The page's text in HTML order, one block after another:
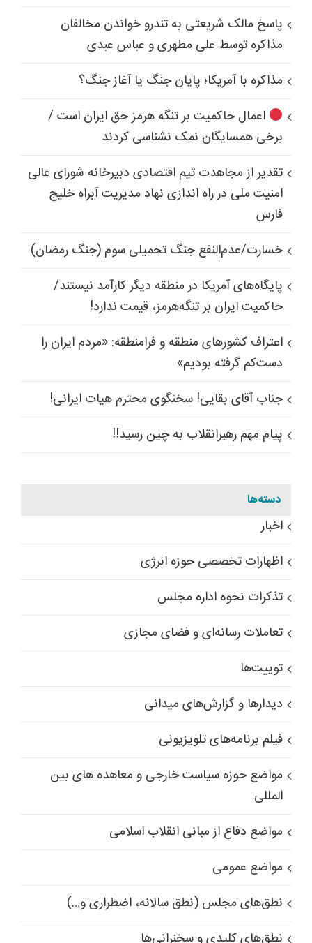
پاسخ مالک شریعتی به تندرو خواندن مخالفان
مذاکره توسط علی مطهری و عباس عبدی
مذاکره با آمریکا؛ پایان جنگ یا آغاز جنگ؟
اعمال حاکمیت بر تنگه هرمز حق ایران است /
برخی همسایگان نمک نشناسی کردند
تقدیر از مجاهدت تیم اقتصادی دبیرخانه شورای عالی
امنیت ملی در راه اندازی نهاد مدیریت آبراه خلیج
فارس
خسارت/عدم‌النفع جنگ تحمیلی سوم (جنگ رمضان)
پایگاه‌های آمریکا در منطقه دیگر کارآمد نیستند/
حاکمیت ایران بر تنگه‌هرمز، قیمت ندارد!
اعتراف کشورهای منطقه و فرامنطقه: «مردم ایران را
دست‌کم گرفته بودیم»
جناب آقای بقایی! سخنگوی محترم هیات ایرانی!
پیام مهم رهبرانقلاب به چین رسید!!
دسته‌ها
اخبار
اظهارات تخصصی حوزه انرژی
تذکرات نحوه اداره مجلس
تعاملات رسانه‌ای و فضای مجازی
توییت‌ها
دیدارها و گزارش‌های میدانی
فیلم برنامه‌های تلویزیونی
مواضع حوزه سیاست خارجی و معاهده های بین
المللی
مواضع دفاع از مبانی انقلاب اسلامی
مواضع عمومی
نطق‌های مجلس (نطق سالانه، اضطراری و…)
نطق‌های کلیدی و سخنرانی‌ها